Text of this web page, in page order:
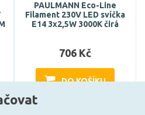
PAULMANN Eco-Line
Filament 230V LED svíčka
E14 3x2,5W 3000K čirá
706 Kč
DO KOŠÍKU